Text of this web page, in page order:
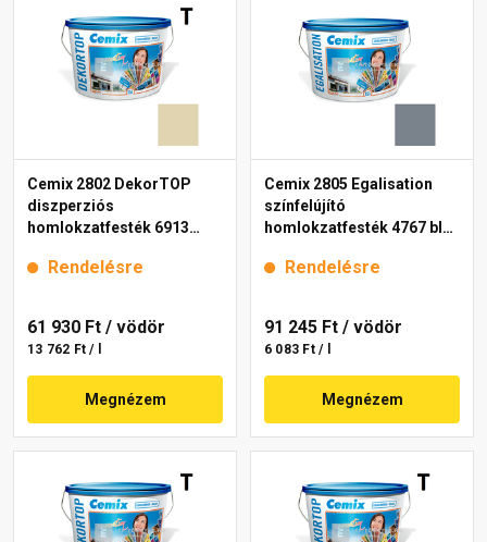
Cemix 2802 DekorTOP
diszperziós
homlokzatfesték 6913
Rendelésre
61 930 Ft / vödör
13 762 Ft / l
Megnézem
Cemix 2805 Egalisation
színfelújító
homlokzatfesték 4767 blue
Rendelésre
91 245 Ft / vödör
6 083 Ft / l
Megnézem